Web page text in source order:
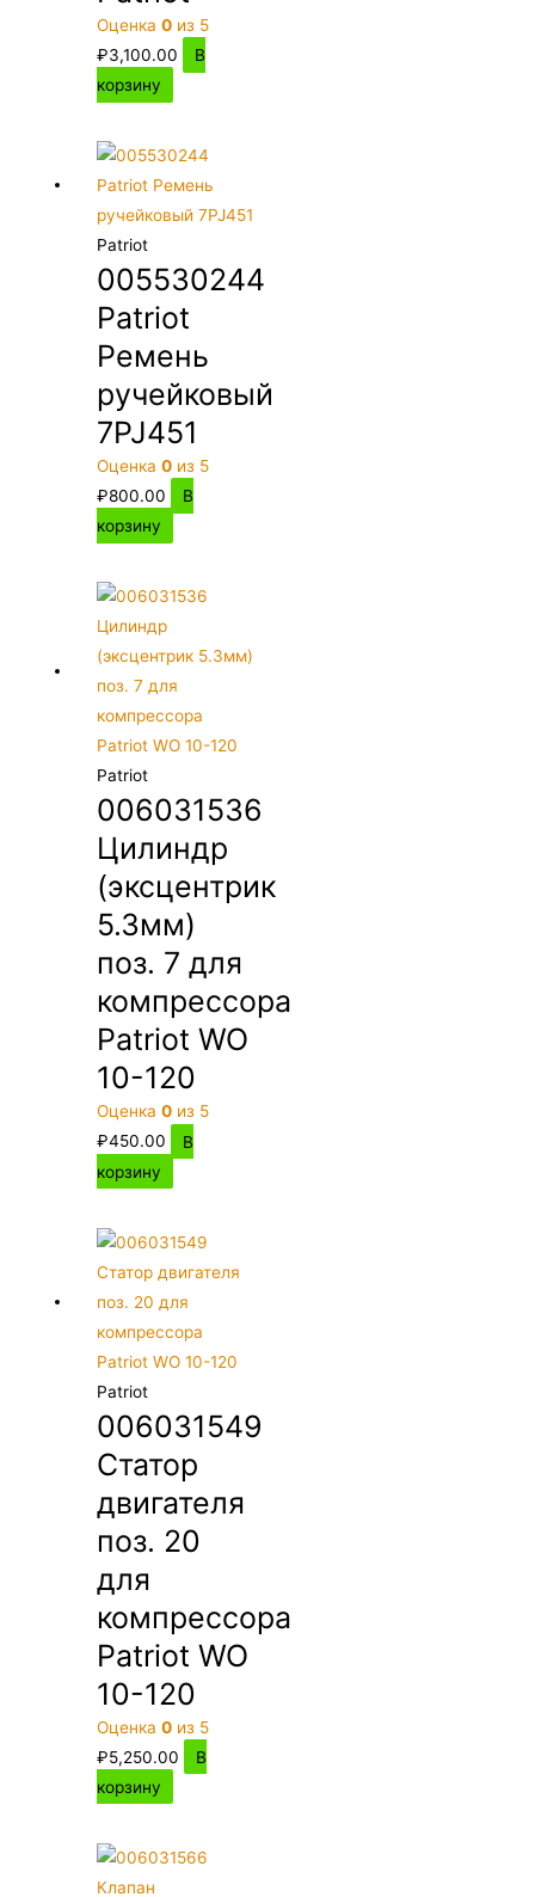
Оценка0 из 5
₽3,100.00
В
корзину
Patriot
005530244
Patriot
Ремень
ручейковый
7PJ451
Оценка0 из 5
₽800.00
В
корзину
Patriot
006031536
Цилиндр
(эксцентрик
5.3мм)
поз. 7 для
компрессора
Patriot WO
10-120
Оценка0 из 5
₽450.00
В
корзину
Patriot
006031549
Статор
двигателя
поз. 20
для
компрессора
Patriot WO
10-120
Оценка0 из 5
₽5,250.00
В
корзину